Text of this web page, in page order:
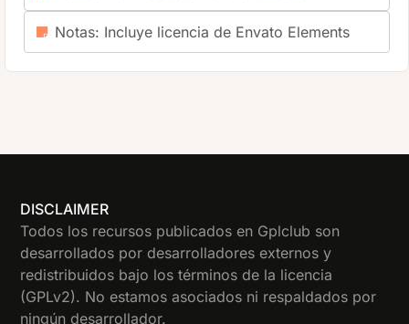
Notas: Incluye licencia de Envato Elements
DISCLAIMER
Todos los recursos publicados en Gplclub son
desarrollados por desarrolladores externos y
redistribuidos bajo los términos de la licencia
(GPLv2). No estamos asociados ni respaldados por
ningún desarrollador.